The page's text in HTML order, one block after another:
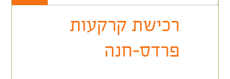
רכישת קרקעות
פרדס-חנה